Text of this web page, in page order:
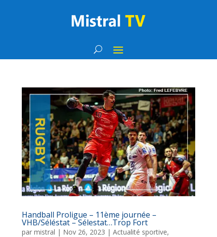
Handball Proligue – 11ème journée –
VHB/Séléstat – Sélestat…Trop Fort
par mistral | Nov 26, 2023 | Actualité sportive,